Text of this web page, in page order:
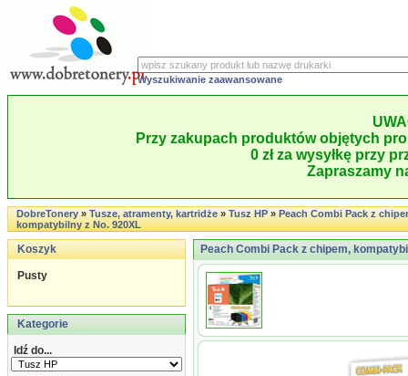
Wyszukiwanie zaawansowane
Przy zakupach produktów objętych
0 zł za wysyłkę przy
Zapraszamy
DobreTonery»Tusze, atramenty, kartridże»Tusz HP»Peach Combi Pack z
kompatybilny z No. 920XL
Koszyk
Pusty
Kategorie
Idź do...
Peach Combi Pack z chipem,